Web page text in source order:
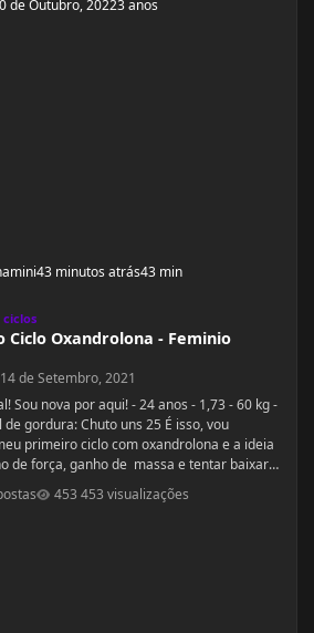
de Outubro, 20223 anos
43 minutos atrás43 min
Feminio
ciclos
Ciclo Oxandrolona - Feminio
14 de Setembro, 2021
por aqui! - 24 anos - 1,73 - 60 kg -
Chuto uns 25 É isso, vou
primeiro ciclo com oxandrolona e a ideia
de força, ganho de massa e tentar baixar
anos mas sinto que não tenho bons
453 visualizações